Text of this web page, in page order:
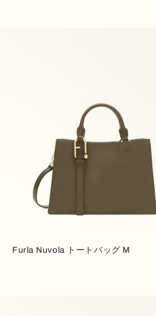
Furla Nuvola トートバッグ M